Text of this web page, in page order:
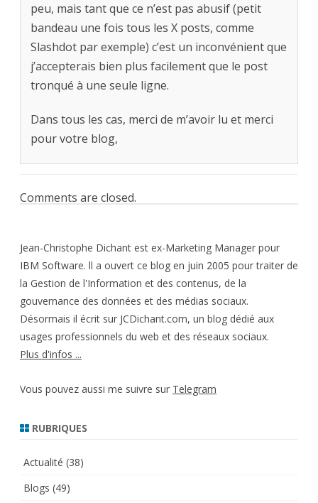
peu, mais tant que ce n’est pas abusif (petit
bandeau une fois tous les X posts, comme
Slashdot par exemple) c’est un inconvénient que
j’accepterais bien plus facilement que le post
tronqué à une seule ligne.
Dans tous les cas, merci de m’avoir lu et merci
pour votre blog,
Comments are closed.
Jean-Christophe Dichant est ex-Marketing Manager pour
IBM Software. ll a ouvert ce blog en juin 2005 pour traiter de
la Gestion de l'Information et des contenus, de la
gouvernance des données et des médias sociaux.
Désormais il écrit sur JCDichant.com, un blog dédié aux
usages professionnels du web et des réseaux sociaux.
Plus d'infos ...
Vous pouvez aussi me suivre sur Telegram
RUBRIQUES
Actualité (38)
Blogs (49)